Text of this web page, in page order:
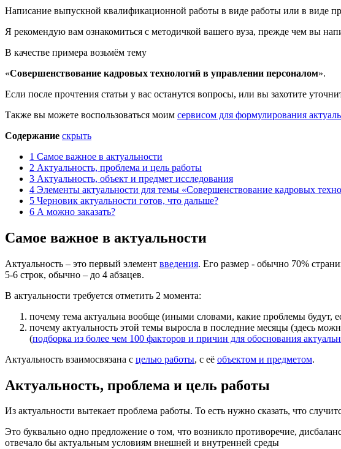
Написание выпускной квалификационной работы в виде работы или в виде
Я рекомендую вам ознакомиться с методичкой вашего вуза, прежде чем вы
В качестве примера возьмём тему
«Совершенствование кадровых технологий в управлении персоналом».
Если после прочтения статьи у вас останутся вопросы, или вы захотите
Также вы можете воспользоваться моим сервисом для формулирования
Содержание скрыть
1 Самое важное в актуальности
2 Актуальность, проблема и цель работы
3 Актуальность, объект и предмет исследования
4 Элементы актуальности для темы «Совершенствование кадровых
5 Черновик актуальности готов, что дальше?
6 А можно заказать?
Самое важное в актуальности
Актуальность – это первый элемент введения. Его размер - обычно 70%
5-6 строк, обычно – до 4 абзацев.
В актуальности требуется отметить 2 момента:
почему тема актуальна вообще (иными словами, какие проблемы будут,
почему актуальность этой темы выросла в последние месяцы (здесь
(подборка из более чем 100 факторов и причин для обоснования
Актуальность взаимосвязана с целью работы, с её объектом и предметом.
Актуальность, проблема и цель работы
Из актуальности вытекает проблема работы. То есть нужно сказать, что
Это буквально одно предложение о том, что возникло противоречие,
отвечало бы актуальным условиям внешней и внутренней среды